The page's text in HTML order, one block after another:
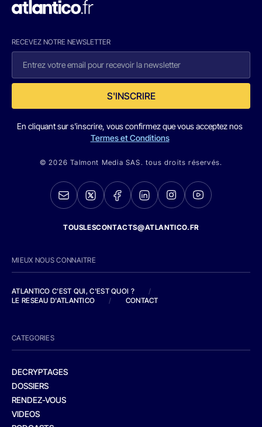
RECEVEZ NOTRE NEWSLETTER
S'INSCRIRE
En cliquant sur s'inscrire, vous confirmez que vous acceptez nos
Termes et Conditions
© 2026 Talmont Media SAS. tous droits réservés.
TOUSLESCONTACTS@ATLANTICO.FR
MIEUX NOUS CONNAITRE
ATLANTICO C'EST QUI, C'EST QUOI ?
/
LE RESEAU D'ATLANTICO
/ CONTACT
CATEGORIES
DECRYPTAGES
DOSSIERS
RENDEZ-VOUS
VIDEOS